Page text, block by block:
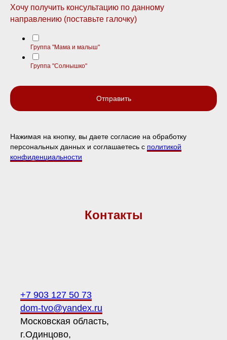
Хочу получить консультацию по данному
направлению (поставьте галочку)
Группа "Мама и малыш"
Группа "Солнышко"
Отправить
Нажимая на кнопку, вы даете согласие на обработку
персональных данных и соглашаетесь c политикой
конфиденциальности
Контакты
+7 903 127 50 73
dom-tvo@yandex.ru
Московская область,
г.Одинцово,